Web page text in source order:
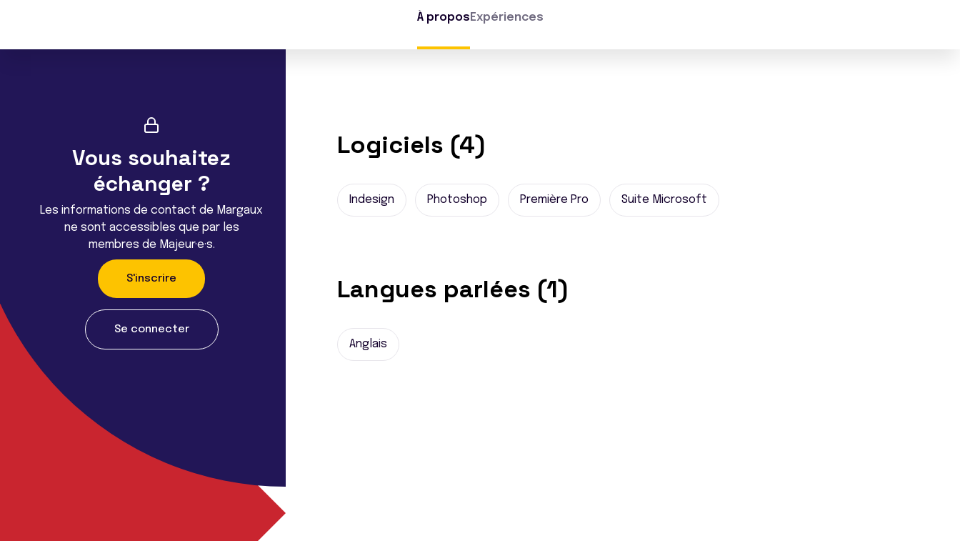
À propos Expériences
Vous souhaitez
échanger ?
Les informations de contact de Margaux
ne sont accessibles que par les
membres de Majeur·e·s.
S'inscrire
Se connecter
Logiciels (4)
Indesign Photoshop Première Pro Suite Microsoft
Langues parlées (1)
Anglais